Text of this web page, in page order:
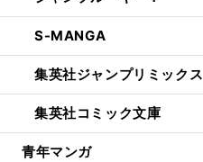
S-MANGA
集英社ジャンプリミックス
集英社コミック文庫
青年マンガ